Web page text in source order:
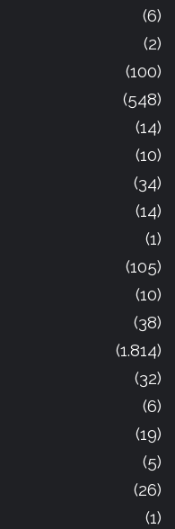
(6)
(2)
(100)
(548)
(14)
(10)
(34)
(14)
(1)
(105)
(10)
(38)
(1.814)
(32)
(6)
(19)
(5)
(26)
(1)